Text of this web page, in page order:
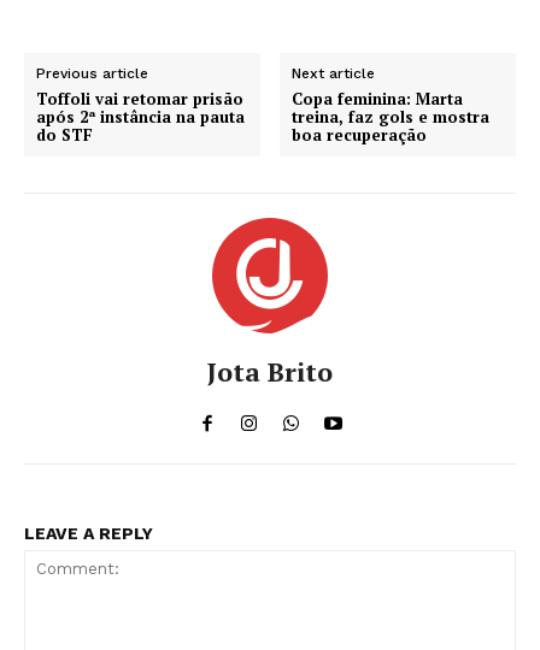
Previous article
Toffoli vai retomar prisão
após 2ª instância na pauta
do STF
Next article
Copa feminina: Marta
treina, faz gols e mostra
boa recuperação
Jota Brito
LEAVE A REPLY